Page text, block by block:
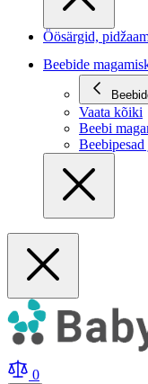
Öösärgid,
Beebide
Vaata kõiki
Beebi
0